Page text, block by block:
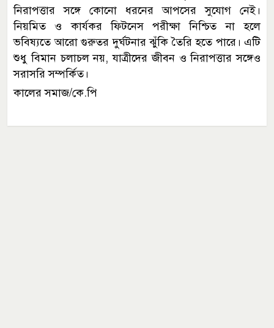
নিরাপত্তার সঙ্গে কোনো ধরনের আপসের সুযোগ নেই।
নিয়মিত ও কার্যকর ফিটনেস পরীক্ষা নিশ্চিত না হলে
ভবিষ্যতে আরো গুরুতর দুর্ঘটনার ঝুঁকি তৈরি হতে পারে। এটি
শুধু বিমান চলাচল নয়, যাত্রীদের জীবন ও নিরাপত্তার সঙ্গেও
সরাসরি সম্পর্কিত।
কালের সমাজ/কে.পি